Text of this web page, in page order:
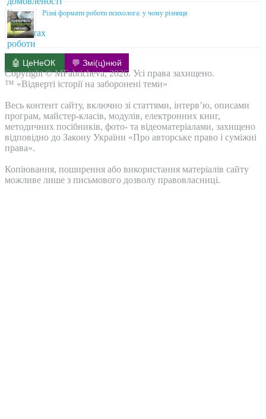
Різні формати роботи психолога: у чому різниця
🤖 ЦеНеОК 💬 Змі(ц)нюй
Copyright © MFabricheva, 2026. Усі права захищено.
™ «Відверті історії на заборонені теми»
Весь контент сайту, включно зі статтями, інтерв’ю, описами
програм, майстер-класів, модулів, електронних книг,
методичних посібників, фото- та відеоматеріалами, захищено
відповідно до Закону України «Про авторське право і суміжні
права».
Копіювання, поширення або використання матеріалів сайту
можливе лише з письмового дозволу правовласниці.